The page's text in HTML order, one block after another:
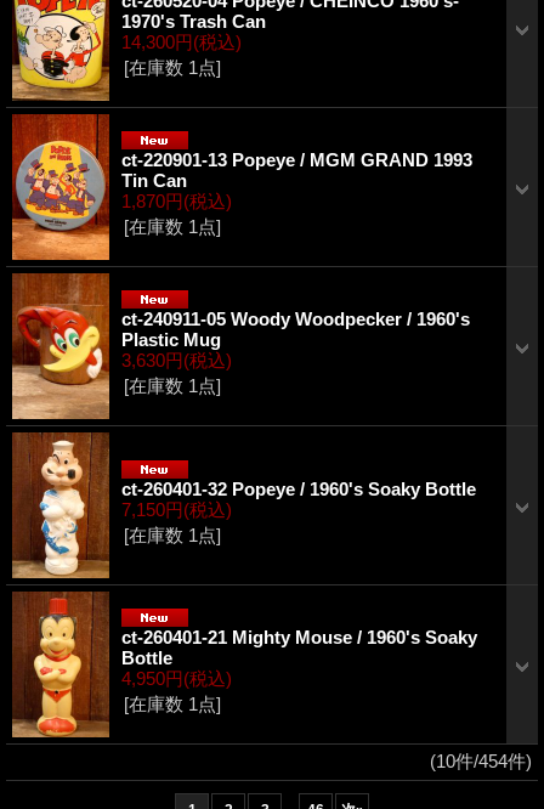
1970's Trash Can
14,300円(税込)
[在庫数 1点]
ct-220901-13 Popeye / MGM GRAND 1993
Tin Can
1,870円(税込)
[在庫数 1点]
ct-240911-05 Woody Woodpecker / 1960's
Plastic Mug
3,630円(税込)
[在庫数 1点]
ct-260401-32 Popeye / 1960's Soaky Bottle
7,150円(税込)
[在庫数 1点]
ct-260401-21 Mighty Mouse / 1960's Soaky
Bottle
4,950円(税込)
[在庫数 1点]
(10件/454件)